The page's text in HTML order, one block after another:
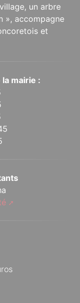
un arbre
», accompagne
et
mairie :